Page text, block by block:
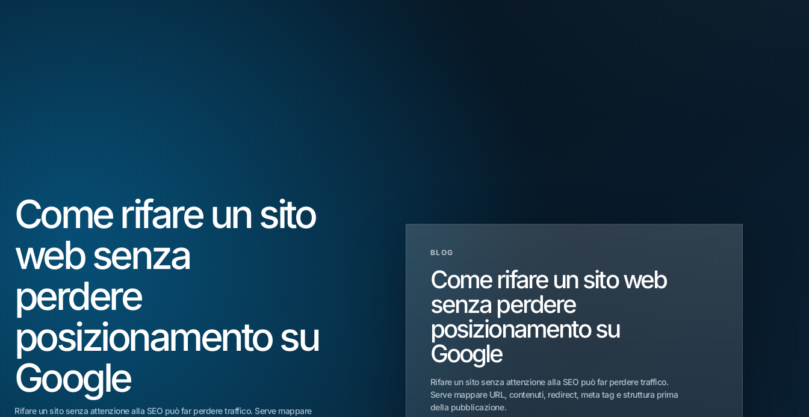
Come rifare un sito
web senza
perdere
posizionamento su
Google
Rifare un sito senza attenzione alla SEO può far perdere traffico. Serve mappare
BLOG
Come rifare un sito web
senza perdere
posizionamento su
Google
Rifare un sito senza attenzione alla SEO può far perdere traffico.
Serve mappare URL, contenuti, redirect, meta tag e struttura prima
della pubblicazione.